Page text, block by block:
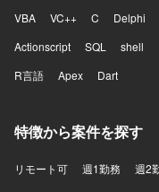
VBA
VC++ C Delphi
Actionscript
SQL shell
R言語
Apex Dart
特徴から案件を探す
リモート可 週1勤務 週2